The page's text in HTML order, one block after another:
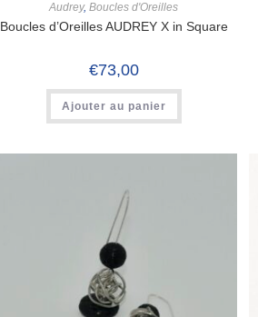
Audrey,Boucles d'Oreilles
Boucles d’Oreilles AUDREY X in Square
€73,00
Ajouter au panier